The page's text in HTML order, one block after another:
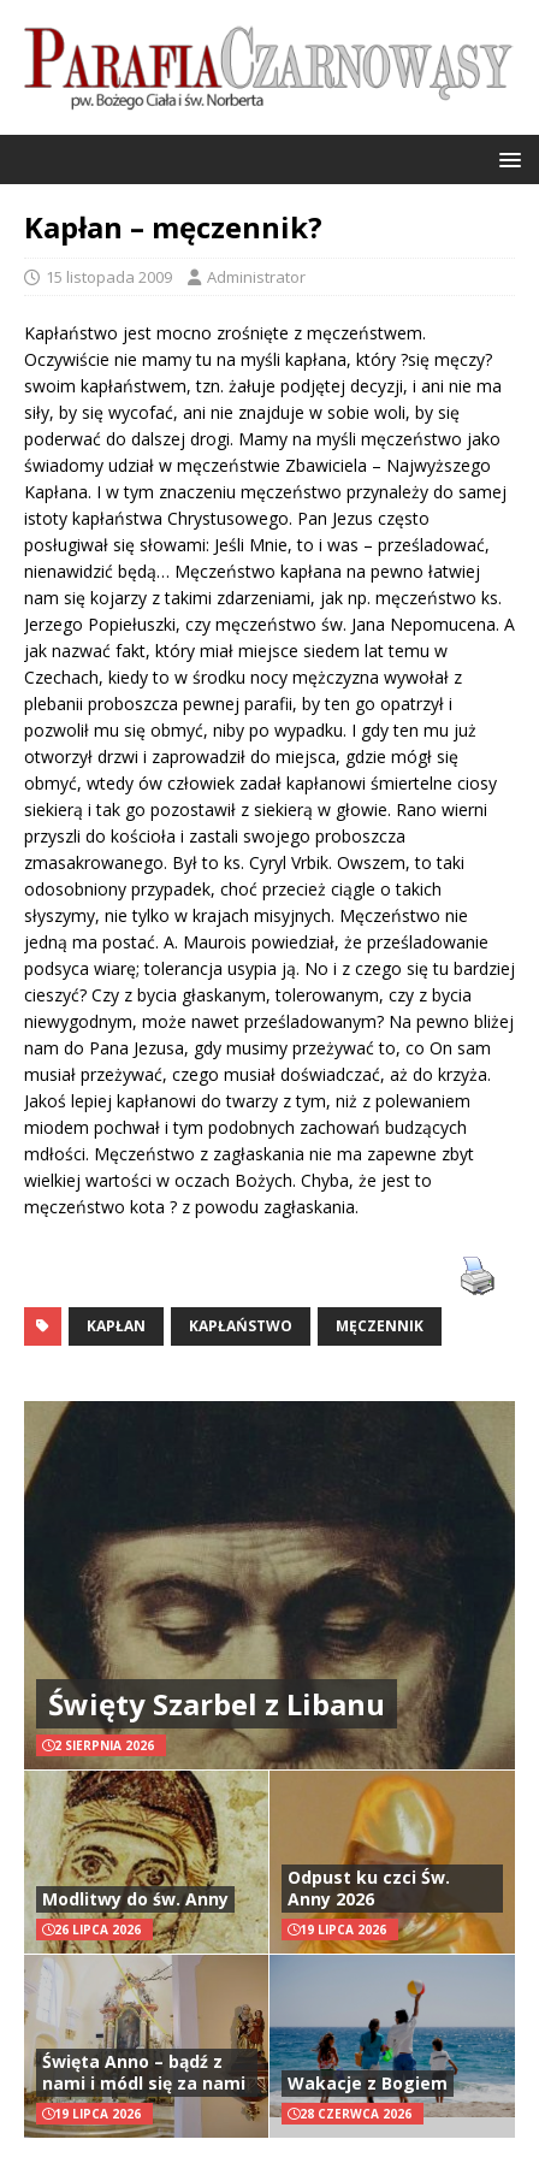
Kapłan – męczennik?
15 listopada 2009 Administrator
Kapłaństwo jest mocno zrośnięte z męczeństwem.
Oczywiście nie mamy tu na myśli kapłana, który ?się męczy?
swoim kapłaństwem, tzn. żałuje podjętej decyzji, i ani nie ma
siły, by się wycofać, ani nie znajduje w sobie woli, by się
poderwać do dalszej drogi. Mamy na myśli męczeństwo jako
świadomy udział w męczeństwie Zbawiciela – Najwyższego
Kapłana. I w tym znaczeniu męczeństwo przynależy do samej
istoty kapłaństwa Chrystusowego. Pan Jezus często
posługiwał się słowami: Jeśli Mnie, to i was – prześladować,
nienawidzić będą… Męczeństwo kapłana na pewno łatwiej
nam się kojarzy z takimi zdarzeniami, jak np. męczeństwo ks.
Jerzego Popiełuszki, czy męczeństwo św. Jana Nepomucena. A
jak nazwać fakt, który miał miejsce siedem lat temu w
Czechach, kiedy to w środku nocy mężczyzna wywołał z
plebanii proboszcza pewnej parafii, by ten go opatrzył i
pozwolił mu się obmyć, niby po wypadku. I gdy ten mu już
otworzył drzwi i zaprowadził do miejsca, gdzie mógł się
obmyć, wtedy ów człowiek zadał kapłanowi śmiertelne ciosy
siekierą i tak go pozostawił z siekierą w głowie. Rano wierni
przyszli do kościoła i zastali swojego proboszcza
zmasakrowanego. Był to ks. Cyryl Vrbik. Owszem, to taki
odosobniony przypadek, choć przecież ciągle o takich
słyszymy, nie tylko w krajach misyjnych. Męczeństwo nie
jedną ma postać. A. Maurois powiedział, że prześladowanie
podsyca wiarę; tolerancja usypia ją. No i z czego się tu bardziej
cieszyć? Czy z bycia głaskanym, tolerowanym, czy z bycia
niewygodnym, może nawet prześladowanym? Na pewno bliżej
nam do Pana Jezusa, gdy musimy przeżywać to, co On sam
musiał przeżywać, czego musiał doświadczać, aż do krzyża.
Jakoś lepiej kapłanowi do twarzy z tym, niż z polewaniem
miodem pochwał i tym podobnych zachowań budzących
mdłości. Męczeństwo z zagłaskania nie ma zapewne zbyt
wielkiej wartości w oczach Bożych. Chyba, że jest to
męczeństwo kota ? z powodu zagłaskania.
KAPŁAN KAPŁAŃSTWO MĘCZENNIK
Święty Szarbel z Libanu
2 SIERPNIA 2026
Modlitwy do św. Anny
26 LIPCA 2026
Odpust ku czci Św.
Anny 2026
19 LIPCA 2026
Święta Anno – bądź z
nami i módl się za nami
19 LIPCA 2026
Wakacje z Bogiem
28 CZERWCA 2026